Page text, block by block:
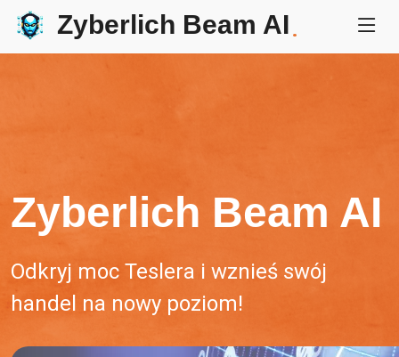
Zyberlich Beam AI.
Zyberlich Beam AI
Odkryj moc Teslera i wznieś swój
handel na nowy poziom!